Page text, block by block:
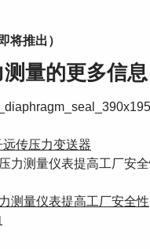
将推出）
量的更多信息
传压力变送器
测量仪表提高工厂安全性